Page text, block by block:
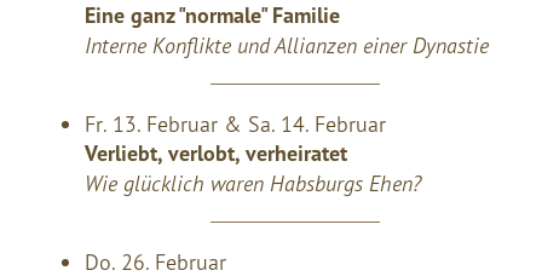
Eine ganz "normale" Familie
Interne Konflikte und Allianzen einer Dynastie
Fr. 13. Februar & Sa. 14. Februar
Verliebt, verlobt, verheiratet
Wie glücklich waren Habsburgs Ehen?
Do. 26. Februar